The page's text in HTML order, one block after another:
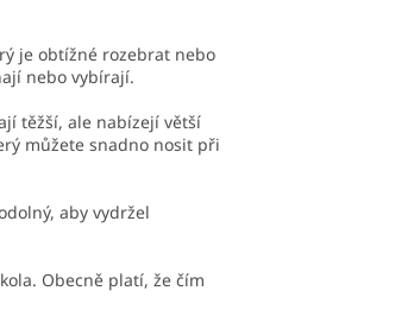
je obtížné rozebrat nebo
nebo vybírají.
těžší, ale nabízejí větší
můžete snadno nosit při
aby vydržel
Obecně platí, že čím